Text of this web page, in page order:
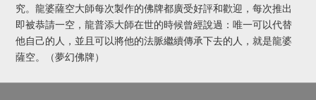
究。龍婆薩空大師每次製作的佛牌都廣受好評和歡迎，每次推出
即被恭請一空，龍普添大師在世的時候曾經說過：唯一可以代替
他自己的人，並且可以將他的法脈繼續傳承下去的人，就是龍婆
薩空。（夢幻佛牌）